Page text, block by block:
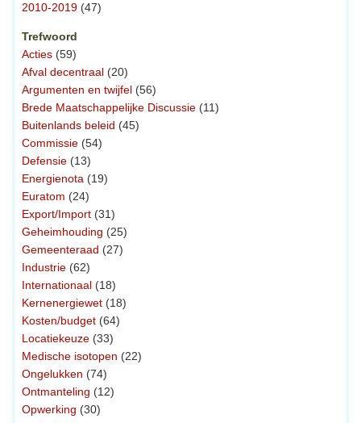
2010-2019 (47)
Trefwoord
Acties (59)
Afval decentraal (20)
Argumenten en twijfel (56)
Brede Maatschappelijke Discussie (11)
Buitenlands beleid (45)
Commissie (54)
Defensie (13)
Energienota (19)
Euratom (24)
Export/Import (31)
Geheimhouding (25)
Gemeenteraad (27)
Industrie (62)
Internationaal (18)
Kernenergiewet (18)
Kosten/budget (64)
Locatiekeuze (33)
Medische isotopen (22)
Ongelukken (74)
Ontmanteling (12)
Opwerking (30)